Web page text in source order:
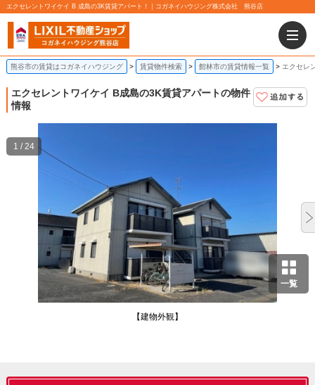
エクセレントワイケイ B 成島の3K賃貸アパート！｜コガネイハウジング株式会社 熊谷店
熊谷市の賃貸はコガネイハウジング 賃貸物件検索 館林市の賃貸情報一覧 エクセレ
エクセレントワイケイ B成島の3K賃貸アパートの物件
情報
一覧
【建物外観】
1 / 24